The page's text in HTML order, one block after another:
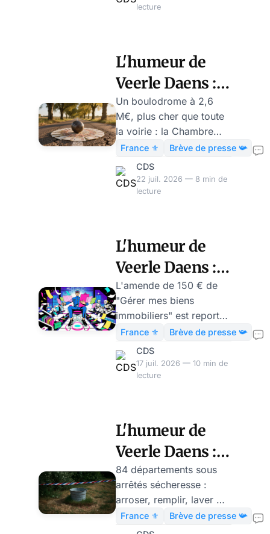
Veerle Daens.
lecture
L'humeur de
Veerle Daens :
en Provence,
un maire
dépense 2,6
millions € pour
un boulodrome
Un boulodrome à 2,6
M€, plus cher que toute
la voirie : la Chambre
régionale des comptes
épingle la gestion du
Thor (Vaucluse).
Chronique de Veerle
France ⚜️
Brève de presse 📯
CDS
22 juil. 2026 — 8 min de
lecture
L'humeur de
Veerle Daens :
150€ pour
n'avoir pas
nourri un
logiciel en
panne
L'amende de 150 € de
"Gérer mes biens
immobiliers" est reportée
à 2027 : l'obligation
demeure, seul le logiciel
est en panne. Chronique
de l'absurde fiscal.
France ⚜️
Brève de presse 📯
CDS
17 juil. 2026 — 10 min de
lecture
L'humeur de
Veerle Daens :
cet été,
demandez au
préfet avant
84 départements sous
arrêtés sécheresse :
arroser, remplir, laver —
chaque geste exige de
consulter le préfet, sous
France ⚜️
Brève de presse 📯